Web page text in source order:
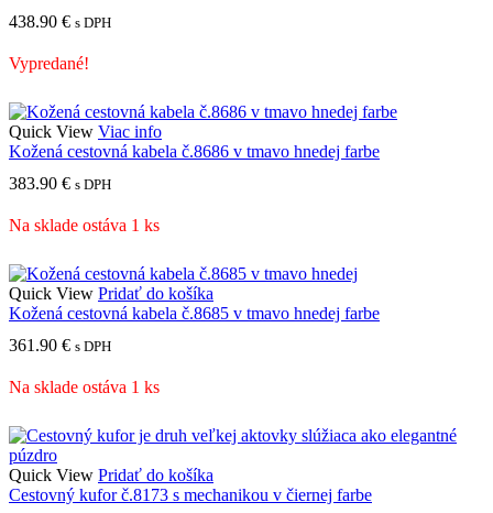
438.90 € s DPH
Vypredané!
Quick View Viac info
Kožená cestovná kabela č.8686 v tmavo hnedej farbe
383.90 € s DPH
Na sklade ostáva 1 ks
Quick View Pridať do košíka
Kožená cestovná kabela č.8685 v tmavo hnedej farbe
361.90 € s DPH
Na sklade ostáva 1 ks
Quick View Pridať do košíka
Cestovný kufor č.8173 s mechanikou v čiernej farbe